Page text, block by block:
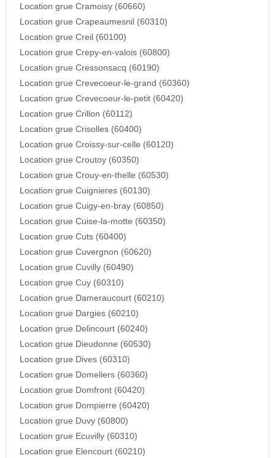
Location grue Cramoisy (60660)
Location grue Crapeaumesnil (60310)
Location grue Creil (60100)
Location grue Crepy-en-valois (60800)
Location grue Cressonsacq (60190)
Location grue Crevecoeur-le-grand (60360)
Location grue Crevecoeur-le-petit (60420)
Location grue Crillon (60112)
Location grue Crisolles (60400)
Location grue Croissy-sur-celle (60120)
Location grue Croutoy (60350)
Location grue Crouy-en-thelle (60530)
Location grue Cuignieres (60130)
Location grue Cuigy-en-bray (60850)
Location grue Cuise-la-motte (60350)
Location grue Cuts (60400)
Location grue Cuvergnon (60620)
Location grue Cuvilly (60490)
Location grue Cuy (60310)
Location grue Dameraucourt (60210)
Location grue Dargies (60210)
Location grue Delincourt (60240)
Location grue Dieudonne (60530)
Location grue Dives (60310)
Location grue Domeliers (60360)
Location grue Domfront (60420)
Location grue Dompierre (60420)
Location grue Duvy (60800)
Location grue Ecuvilly (60310)
Location grue Elencourt (60210)